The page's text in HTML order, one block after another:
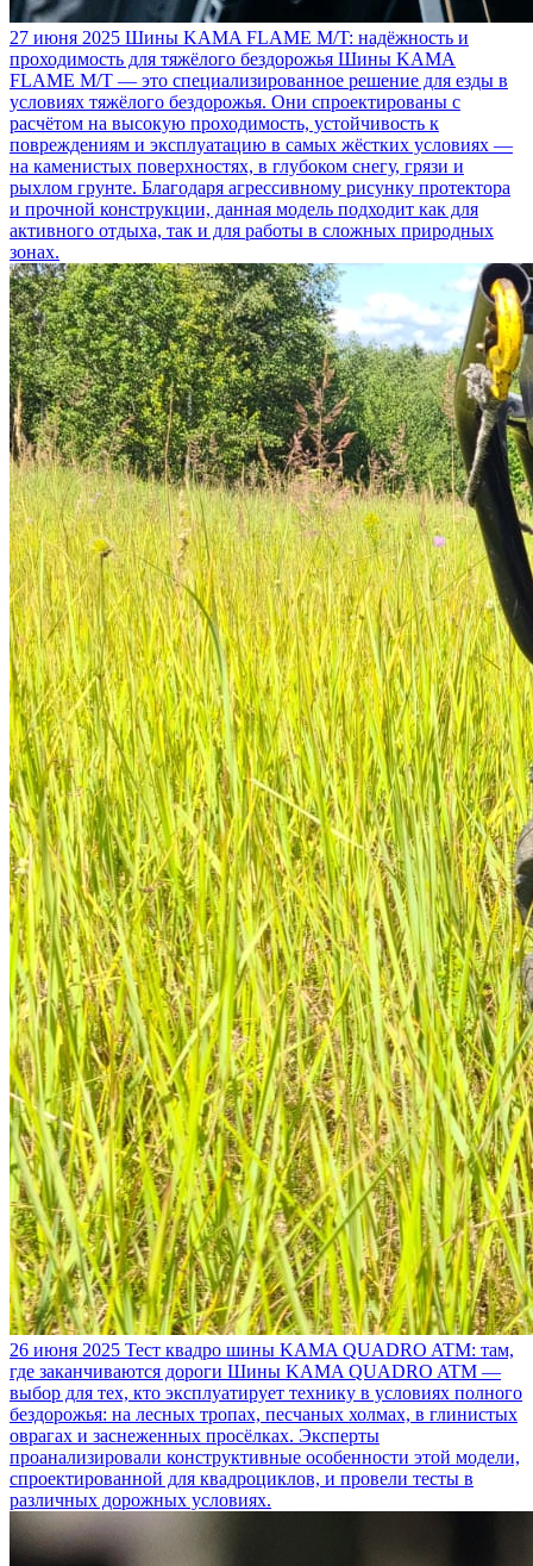
27 июня 2025 Шины KAMA FLAME M/T: надёжность и
проходимость для тяжёлого бездорожья Шины KAMA
FLAME M/T — это специализированное решение для езды в
условиях тяжёлого бездорожья. Они спроектированы с
расчётом на высокую проходимость, устойчивость к
повреждениям и эксплуатацию в самых жёстких условиях —
на каменистых поверхностях, в глубоком снегу, грязи и
рыхлом грунте. Благодаря агрессивному рисунку протектора
и прочной конструкции, данная модель подходит как для
активного отдыха, так и для работы в сложных природных
зонах.
26 июня 2025 Тест квадро шины KAMA QUADRO ATM: там,
где заканчиваются дороги Шины KAMA QUADRO ATM —
выбор для тех, кто эксплуатирует технику в условиях полного
бездорожья: на лесных тропах, песчаных холмах, в глинистых
оврагах и заснеженных просёлках. Эксперты
проанализировали конструктивные особенности этой модели,
спроектированной для квадроциклов, и провели тесты в
различных дорожных условиях.